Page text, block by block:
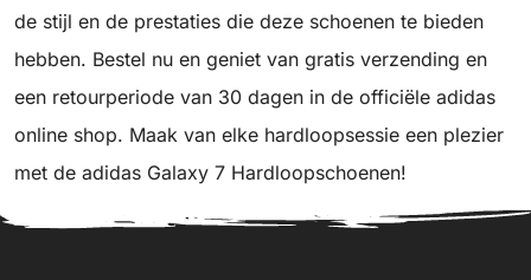
de stijl en de prestaties die deze schoenen te bieden
hebben. Bestel nu en geniet van gratis verzending en
een retourperiode van 30 dagen in de officiële adidas
online shop. Maak van elke hardloopsessie een plezier
met de adidas Galaxy 7 Hardloopschoenen!